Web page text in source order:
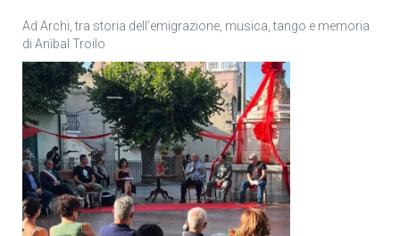
Ad Archi, tra storia dell’emigrazione, musica, tango e memoria
di Anìbal Troilo